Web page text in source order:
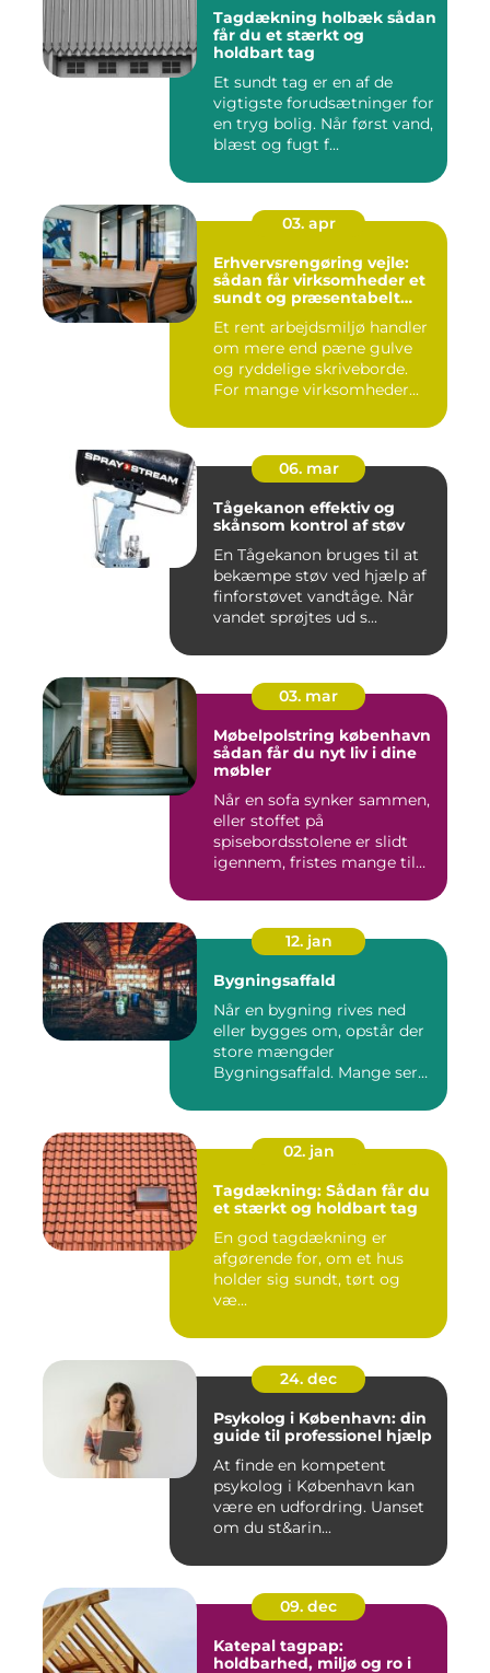
Tagdækning holbæk sådan
får du et stærkt og
holdbart tag
Et sundt tag er en af de
vigtigste forudsætninger for
en tryg bolig. Når først vand,
blæst og fugt f...
03. apr
Erhvervsrengøring vejle:
sådan får virksomheder et
sundt og præsentabelt
Et rent arbejdsmiljø handler
om mere end pæne gulve
og ryddelige skriveborde.
For mange virksomheder...
06. mar
Tågekanon effektiv og
skånsom kontrol af støv
En Tågekanon bruges til at
bekæmpe støv ved hjælp af
finforstøvet vandtåge. Når
vandet sprøjtes ud s...
03. mar
Møbelpolstring københavn
sådan får du nyt liv i dine
møbler
Når en sofa synker sammen,
eller stoffet på
spisebordsstolene er slidt
igennem, fristes mange til
12. jan
Bygningsaffald
Når en bygning rives ned
eller bygges om, opstår der
store mængder
Bygningsaffald. Mange ser
02. jan
Tagdækning: Sådan får du
et stærkt og holdbart tag
En god tagdækning er
afgørende for, om et hus
holder sig sundt, tørt og
væ...
24. dec
Psykolog i København: din
guide til professionel hjælp
At finde en kompetent
psykolog i København kan
være en udfordring. Uanset
om du st&arin...
09. dec
Katepal tagpap:
holdbarhed, miljø og ro i